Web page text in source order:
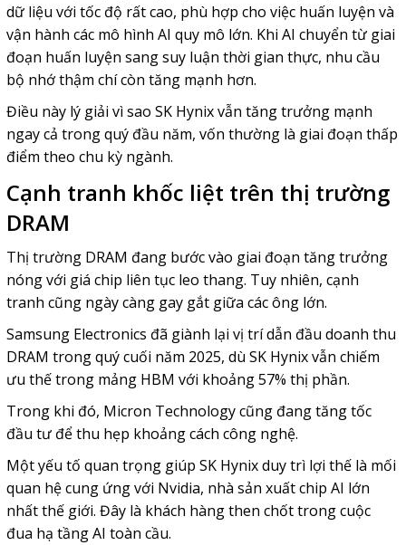
dữ liệu với tốc độ rất cao, phù hợp cho việc huấn luyện và
vận hành các mô hình AI quy mô lớn. Khi AI chuyển từ giai
đoạn huấn luyện sang suy luận thời gian thực, nhu cầu
bộ nhớ thậm chí còn tăng mạnh hơn.
Điều này lý giải vì sao SK Hynix vẫn tăng trưởng mạnh
ngay cả trong quý đầu năm, vốn thường là giai đoạn thấp
điểm theo chu kỳ ngành.
Cạnh tranh khốc liệt trên thị trường
DRAM
Thị trường DRAM đang bước vào giai đoạn tăng trưởng
nóng với giá chip liên tục leo thang. Tuy nhiên, cạnh
tranh cũng ngày càng gay gắt giữa các ông lớn.
Samsung Electronics đã giành lại vị trí dẫn đầu doanh thu
DRAM trong quý cuối năm 2025, dù SK Hynix vẫn chiếm
ưu thế trong mảng HBM với khoảng 57% thị phần.
Trong khi đó, Micron Technology cũng đang tăng tốc
đầu tư để thu hẹp khoảng cách công nghệ.
Một yếu tố quan trọng giúp SK Hynix duy trì lợi thế là mối
quan hệ cung ứng với Nvidia, nhà sản xuất chip AI lớn
nhất thế giới. Đây là khách hàng then chốt trong cuộc
đua hạ tầng AI toàn cầu.